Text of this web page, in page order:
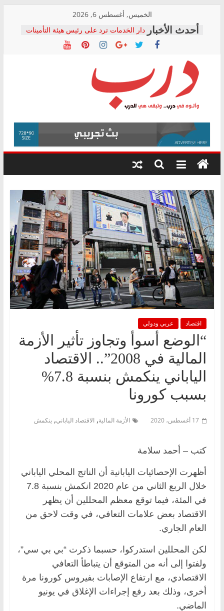
content
الخميس, أغسطس 6, 2026
دار الخدمات ترد على رئيس هيئة التأمينات
بعد مؤتمره الصحفي: إنكار الأزمة لا ينهي
معاناة أصحاب المعاشات.. ونطالب بكشف
فرحات سليمان يكتب: القطاع الصحي إلى
أين؟
حزب التحالف الشعبي يطلق لجنة “الحق
في الصحة” بالإسكندرية لرصد الانتهاكات
ودعم المرضى
الوزاري لمدينة الصحفيين.. وانتهاء أعمال
إنشاء المبنى الإداري
المجلس القومي لحقوق الإنسان يعلن
متابعة قضية الدكتور محمد زهران.. ويؤكد:
قرينة البراءة وضمانات المحاكمة العادلة
درب
وأتوه
درب..
وتبقى
هي
اقتصاد عربي ودولي
“الوضع أسوأ وتجاوز تأثير الأزمة
المالية في 2008”.. الاقتصاد
الياباني ينكمش بنسبة 7.8%
بسبب كورونا
17 أغسطس، 2020 الأزمة المالية, الاقتصاد الياباني, ينكمش
كتب – أحمد سلامة
أظهرت الإحصائيات اليابانية أن الناتج المحلي الياباني
خلال الربع الثاني من عام 2020 انكمش بنسبة 7.8
في المئة، فيما توقع معظم المحللين أن يظهر
الاقتصاد بعض علامات التعافي، في وقت لاحق من
العام الجاري.
لكن المحللين استدركوا، حسبما ذكرت “بي بي سي”،
ولفتوا إلى أنه من المتوقع أن يتباطأ التعافي
الاقتصادي، مع ارتفاع الإصابات بفيروس كورونا مرة
أخرى، وذلك بعد رفع إجراءات الإغلاق في يونيو
الماضي.